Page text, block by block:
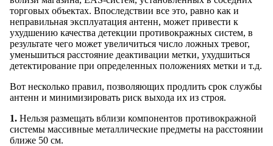
торговых объектах. Впоследствии все это, равно как и
неправильная эксплуатация антенн, может привести к
ухудшению качества детекции противокражных систем, в
результате чего может увеличиться число ложных тревог,
уменьшиться расстояние деактивации метки, ухудшиться
детектирование при определенных положениях метки и т.д.
Вот несколько правил, позволяющих продлить срок службы
антенн и минимизировать риск выхода их из строя.
1. Нельзя размещать вблизи компонентов противокражной
системы массивные металлические предметы на расстоянии
ближе 50 см.